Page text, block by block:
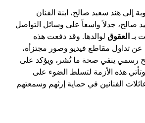
إلى هند سعيد صالح، ابنة الفنان
صالح، جدلاً واسعاً على وسائل التواصل
بـ العقوق لوالدها. وقد دفعت هذه
عن تداول مقاطع فيديو وصور مجتزأة،
رسمي ينفي صحة ما نُشر، ويؤكد على
هذه الأزمة لتسلط الضوء على
الفنانين في حماية إرثهم وسمعتهم